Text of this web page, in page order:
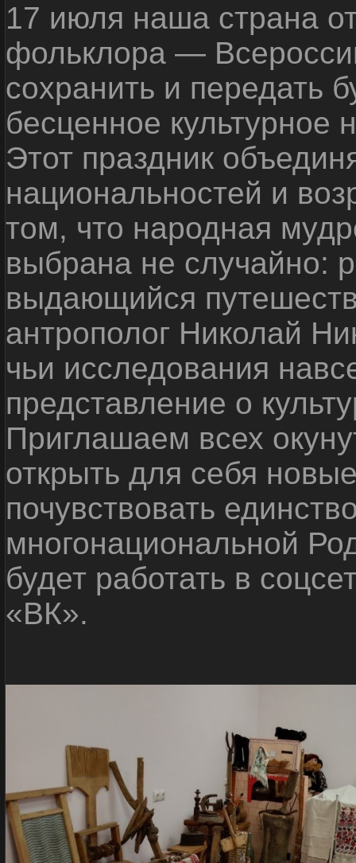
17 июля наша страна
фольклора —
сохранить и передать
бесценное культурное
Этот праздник
национальностей и
том, что народная
выбрана не случайно:
выдающийся
антрополог Николай
чьи исследования
представление о
Приглашаем всех
открыть для себя
почувствовать
многонациональной
будет работать в
«ВК».